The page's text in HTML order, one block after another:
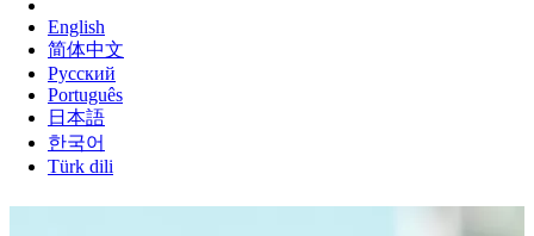
English
简体中文
Pусский
Português
日本語
한국어
Türk dili